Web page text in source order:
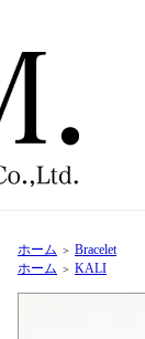
ホーム ＞ Bracelet
ホーム ＞ KALI